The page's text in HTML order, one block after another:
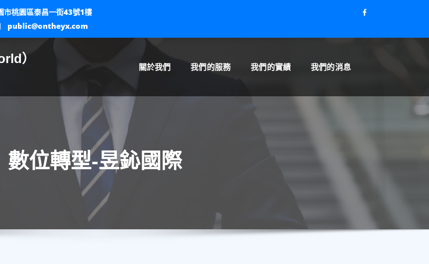
桃園區泰昌一街43號1樓
public@ontheyx.com
）
關於我們 我們的服務 我們的實績 我們的消息
數位轉型-昱鈊國際